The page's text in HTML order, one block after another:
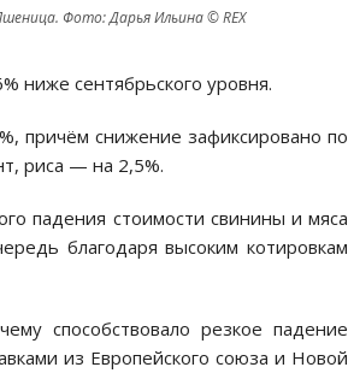
Фото: Дарья Ильина © REX
ниже сентябрьского уровня.
причём снижение зафиксировано по
риса — на 2,5%.
падения стоимости свинины и мяса
благодаря высоким котировкам
способствовало резкое падение
из Европейского союза и Новой